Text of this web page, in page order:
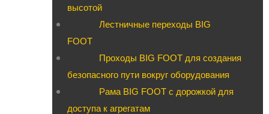
высотой
Лестничные переходы BIG
FOOT
Проходы BIG FOOT для создания
безопасного пути вокруг оборудования
Рама BIG FOOT с дорожкой для
доступа к агрегатам